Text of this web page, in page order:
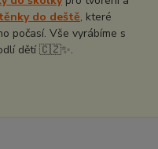
do deště, které
počasí. Vše vyrábíme s
dětí 🇨🇿✨.